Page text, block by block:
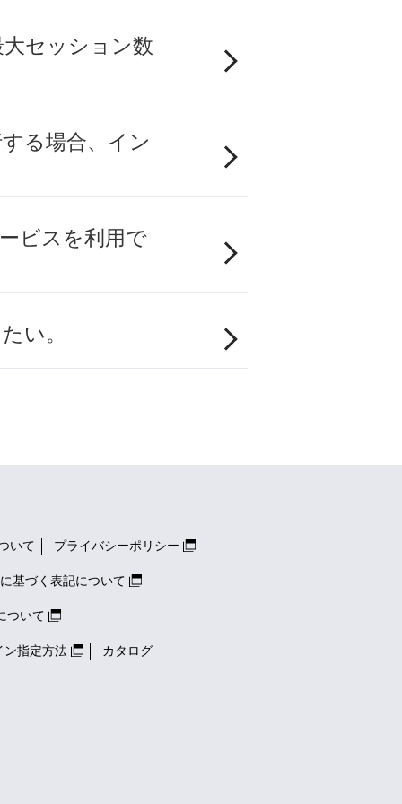
大セッション数
る場合、イン
ビスを利用で
い。
いて プライバシーポリシー
基づく表記について
ついて
ン指定方法 カタログ